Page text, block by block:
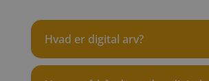
Hvad er digital arv?